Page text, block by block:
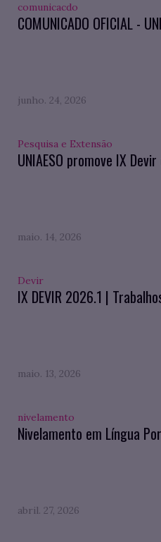
comunicacdo
COMUNICADO OFICIAL -
junho. 24, 2026
Pesquisa e Extensão
UNIAESO promove IX
maio. 14, 2026
Devir
IX DEVIR 2026.1 |
maio. 13, 2026
nivelamento
Nivelamento em Língua
abril. 27, 2026